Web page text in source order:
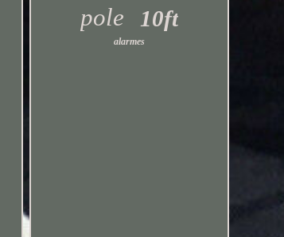
pole 10ft
alarmes